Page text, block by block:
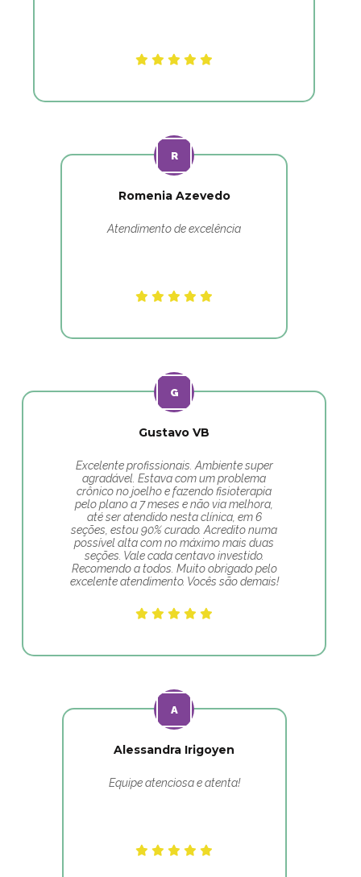
Romenia Azevedo
Atendimento de excelência
Gustavo VB
Excelente profissionais. Ambiente super
agradável. Estava com um problema
crônico no joelho e fazendo fisioterapia
pelo plano a 7 meses e não via melhora,
até ser atendido nesta clínica, em 6
seções, estou 90% curado. Acredito numa
possível alta com no máximo mais duas
seções. Vale cada centavo investido.
Recomendo a todos. Muito obrigado pelo
excelente atendimento. Vocês são demais!
Alessandra Irigoyen
Equipe atenciosa e atenta!